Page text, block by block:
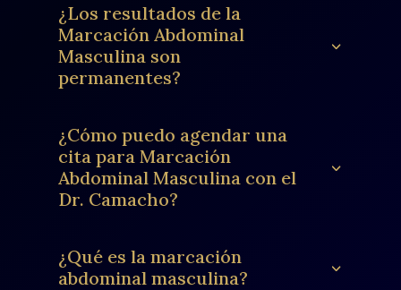
¿Los resultados de la
Marcación Abdominal
Masculina son
permanentes?
¿Cómo puedo agendar una
cita para Marcación
Abdominal Masculina con el
Dr. Camacho?
¿Qué es la marcación
abdominal masculina?